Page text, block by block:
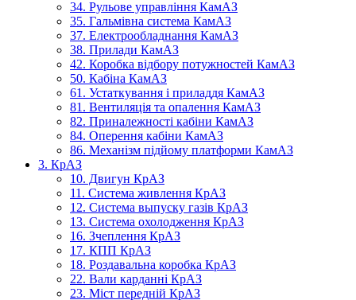
34. Рульове управління КамАЗ
35. Гальмівна система КамАЗ
37. Електрообладнання КамАЗ
38. Прилади КамАЗ
42. Коробка відбору потужностей КамАЗ
50. Кабіна КамАЗ
61. Устаткування і приладдя КамАЗ
81. Вентиляція та опалення КамАЗ
82. Приналежності кабіни КамАЗ
84. Оперення кабіни КамАЗ
86. Механізм підйому платформи КамАЗ
3. КрАЗ
10. Двигун КрАЗ
11. Система живлення КрАЗ
12. Система выпуску газів КрАЗ
13. Система охолодження КрАЗ
16. Зчеплення КрАЗ
17. КПП КрАЗ
18. Роздавальна коробка КрАЗ
22. Вали карданні КрАЗ
23. Міст передній КрАЗ